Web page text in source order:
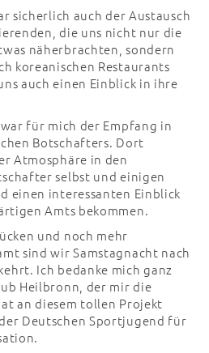
sicherlich auch der Austausch
die uns nicht nur die
näherbrachten, sondern
koreanischen Restaurants
auch einen Einblick in ihre
für mich der Empfang in
Botschafters. Dort
Atmosphäre in den
selbst und einigen
einen interessanten Einblick
Amts bekommen.
und noch mehr
sind wir Samstagnacht nach
Ich bedanke mich ganz
Heilbronn, der mir die
an diesem tollen Projekt
Deutschen Sportjugend für